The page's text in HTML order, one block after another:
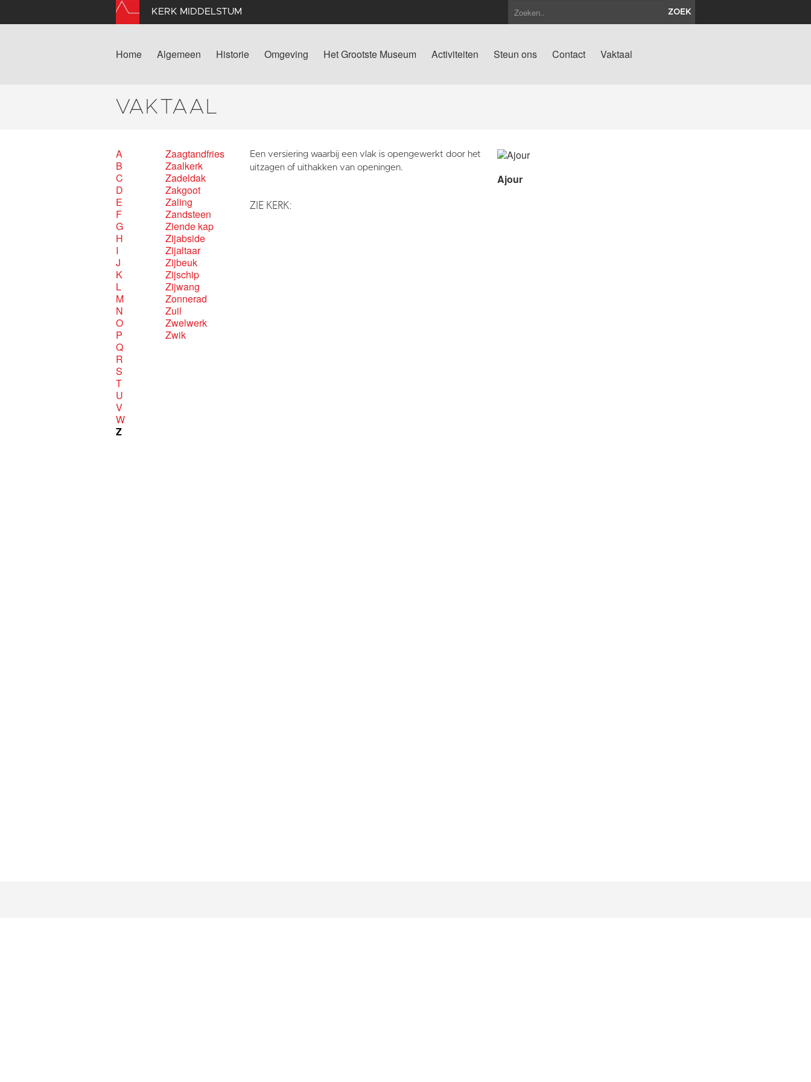
KERK MIDDELSTUM ZOEK
Home Algemeen Historie Omgeving Het Grootste Museum Activiteiten Steun ons Contact Vaktaal
VAKTAAL
A
B
C
D
E
F
G
H
I
J
K
L
M
N
O
P
Q
R
S
T
U
V
W
Z
Zaagtandfries
Zaalkerk
Zadeldak
Zakgoot
Zaling
Zandsteen
Ziende kap
Zijabside
Zijaltaar
Zijbeuk
Zijschip
Zijwang
Zonnerad
Zuil
Zwelwerk
Zwik
Een versiering waarbij een vlak is opengewerkt door het
uitzagen of uithakken van openingen.
ZIE KERK:
Ajour